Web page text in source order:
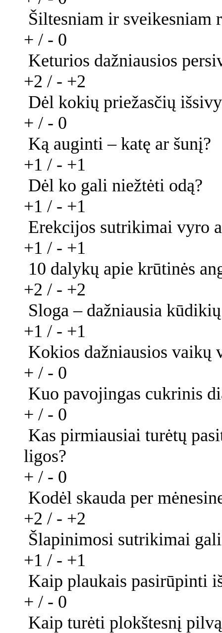
Šiltesniam ir sveikesniam
+ / - 0
Keturios dažniausios
+2 / - +2
Dėl kokių priežasčių
+ / - 0
Ką auginti – katę ar šunį?
+1 / - +1
Dėl ko gali niežtėti odą?
+1 / - +1
Erekcijos sutrikimai vyro
+1 / - +1
10 dalykų apie krūtinės
+2 / - +2
Sloga – dažniausia
+1 / - +1
Kokios dažniausios vaikų
+ / - 0
Kuo pavojingas cukrinis
+ / - 0
Kas pirmiausiai turėtų
ligos?
+ / - 0
Kodėl skauda per
+2 / - +2
Šlapinimosi sutrikimai
+1 / - +1
Kaip plaukais pasirūpinti
+ / - 0
Kaip turėti plokštesnį